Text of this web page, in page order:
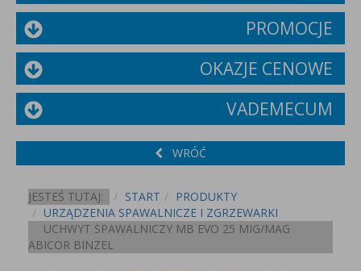
PROMOCJE
OKAZJE CENOWE
VADEMECUM
WRÓĆ
JESTEŚ TUTAJ: START
PRODUKTY
URZĄDZENIA SPAWALNICZE I ZGRZEWARKI
UCHWYT SPAWALNICZY MB EVO 25 MIG/MAG
ABICOR BINZEL